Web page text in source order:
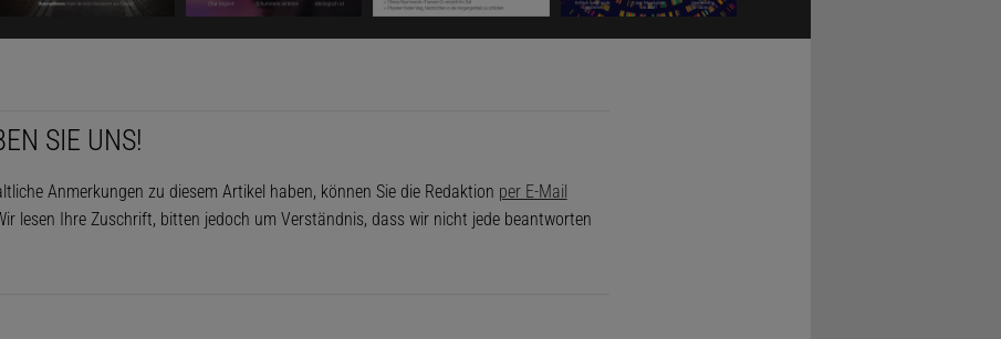
Dieser Artikel ist enthalten inSpektrum – Die Woche,
Ausgabe als PDF-Download (EUR 1,99)
SIE UNS!
Anmerkungen zu diesem Artikel haben, können Sie die Redaktion per E-Mail
lesen Ihre Zuschrift, bitten jedoch um Verständnis, dass wir nicht jede beantworten